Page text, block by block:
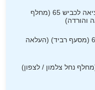
הגליל התחתון - יציאה לכביש 65 (מחלף
והורדה)
הגליל התחתון - 65 (מסעף רביד) (העלאה
הגליל - 65 (מחלף נחל צלמון / לצפון)